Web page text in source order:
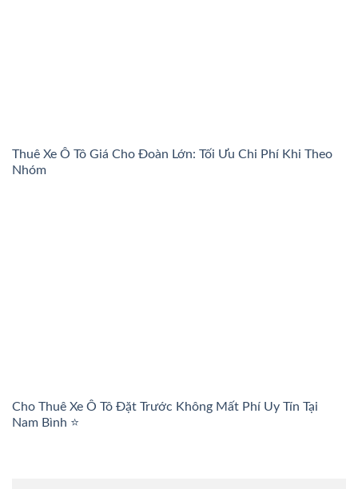
Thuê Xe Ô Tô Giá Cho Đoàn Lớn: Tối Ưu Chi Phí Khi Theo
Nhóm
Cho Thuê Xe Ô Tô Đặt Trước Không Mất Phí Uy Tín Tại
Nam Bình ⭐